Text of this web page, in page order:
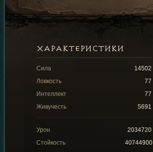
ХАРАКТЕРИСТИКИ
Сила
14502
Ловкость
77
Интеллект
77
Живучесть
5691
Урон
2034720
Стойкость
40744900